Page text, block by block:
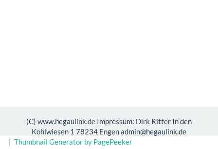
(C) www.hegaulink.de Impressum: Dirk Ritter In den
Kohlwiesen 1 78234 Engen admin@hegaulink.de
| Thumbnail Generator by PagePeeker